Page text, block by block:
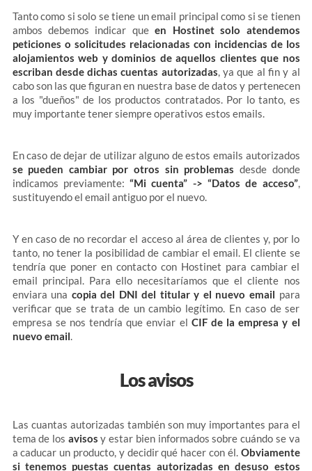
Tanto como si solo se tiene un email principal como si se tienen
ambos debemos indicar queen Hostinet solo atendemos
peticiones o solicitudes relacionadas con incidencias de los
alojamientos web y dominios de aquellos clientes que nos
escriban desde dichas cuentas autorizadas, ya que al fin y al
cabo son las que figuran en nuestra base de datos y pertenecen
a los "dueños" de los productos contratados. Por lo tanto, es
muy importante tener siempre operativos estos emails.
En caso de dejar de utilizar alguno de estos emails autorizados
se pueden cambiar por otros sin problemas desde donde
indicamos previamente:“Mi cuenta” -> “Datos de acceso”,
sustituyendo el email antiguo por el nuevo.
Y en caso de no recordar el acceso al área de clientes y, por lo
tanto, no tener la posibilidad de cambiar el email. El cliente se
tendría que poner en contacto con Hostinet para cambiar el
email principal. Para ello necesitaríamos que el cliente nos
enviara una copia del DNI del titular y el nuevo email para
verificar que se trata de un cambio legítimo. En caso de ser
empresa se nos tendría que enviar el CIF de la empresa y el
nuevo email.
Los avisos
Las cuantas autorizadas también son muy importantes para el
tema de los avisos y estar bien informados sobre cuándo se va
a caducar un producto, y decidir qué hacer con él.Obviamente
si tenemos puestas cuentas autorizadas en desuso estos